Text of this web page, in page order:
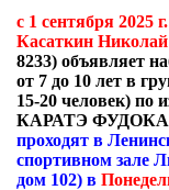
с 1 сентября 2025 г.
Касаткин
8233) объявляет
от 7 до 10 лет в
15-20 человек) по
КАРАТЭ
проходят в
спортивном зале
дом 102) в